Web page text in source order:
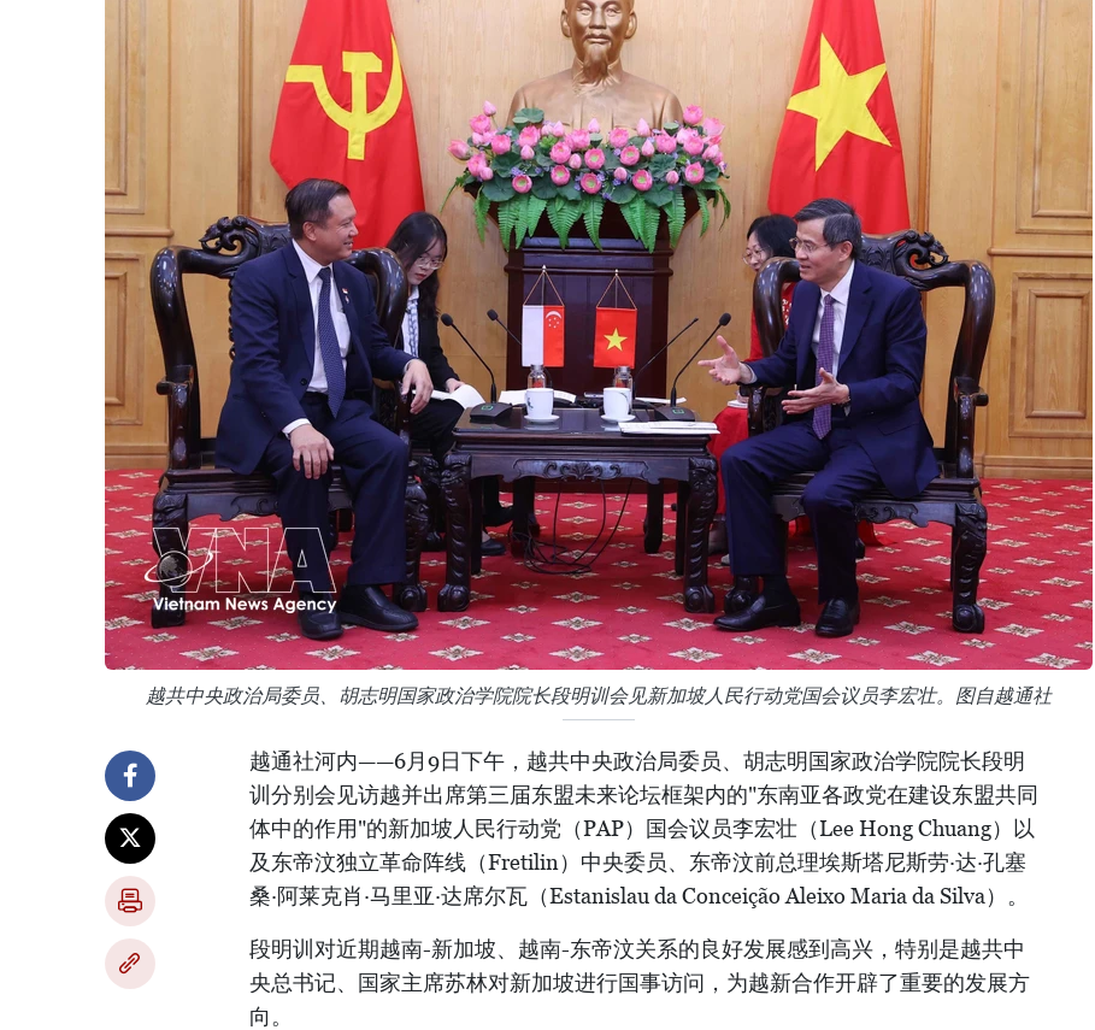
越共中央政治局委员、胡志明国家政治学院院长段明训会见新加坡人民行动党国会议员李宏壮。图自越通社
越通社河内——6月9日下午，越共中央政治局委员、胡志明国家政治学院院长段明
训分别会见访越并出席第三届东盟未来论坛框架内的"东南亚各政党在建设东盟共同
体中的作用"的新加坡人民行动党（PAP）国会议员李宏壮（Lee Hong Chuang）以
及东帝汶独立革命阵线（Fretilin）中央委员、东帝汶前总理埃斯塔尼斯劳·达·孔塞
桑·阿莱克肖·马里亚·达席尔瓦（Estanislau da Conceição Aleixo Maria da Silva）。
段明训对近期越南-新加坡、越南-东帝汶关系的良好发展感到高兴，特别是越共中
央总书记、国家主席苏林对新加坡进行国事访问，为越新合作开辟了重要的发展方
向。